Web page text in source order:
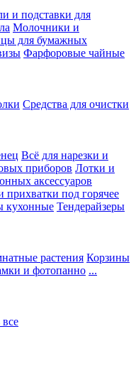
и подставки для
Молочники и
для бумажных
Фарфоровые чайные
Средства для очистки
Всё для нарезки и
приборов Лотки и
аксессуаров
прихватки под горячее
кухонные Тендерайзеры
растения Корзины
и фотопанно ...
все